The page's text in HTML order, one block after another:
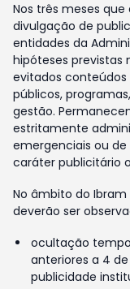
Nos três meses
divulgação de
entidades da
hipóteses previstas
evitados
públicos,
gestão.
estritamente
emergenciais ou
caráter publicitário
No âmbito do
deverão ser
ocultação
anteriores a 4
publicidade